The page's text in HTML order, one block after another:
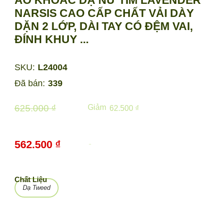
NARSIS CAO CẤP CHẤT VẢI DÀY
DẶN 2 LỚP, DÀI TAY CÓ ĐỆM VAI,
ĐÍNH KHUY ...
Đã bán: 339
Dạ Tweed
Chất Liệu
-
562.500 ₫
625.000 ₫ 62.500 ₫
Giảm
SKU: L24004